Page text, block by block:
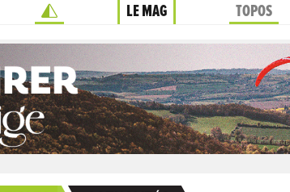
LE MAG TOPOS